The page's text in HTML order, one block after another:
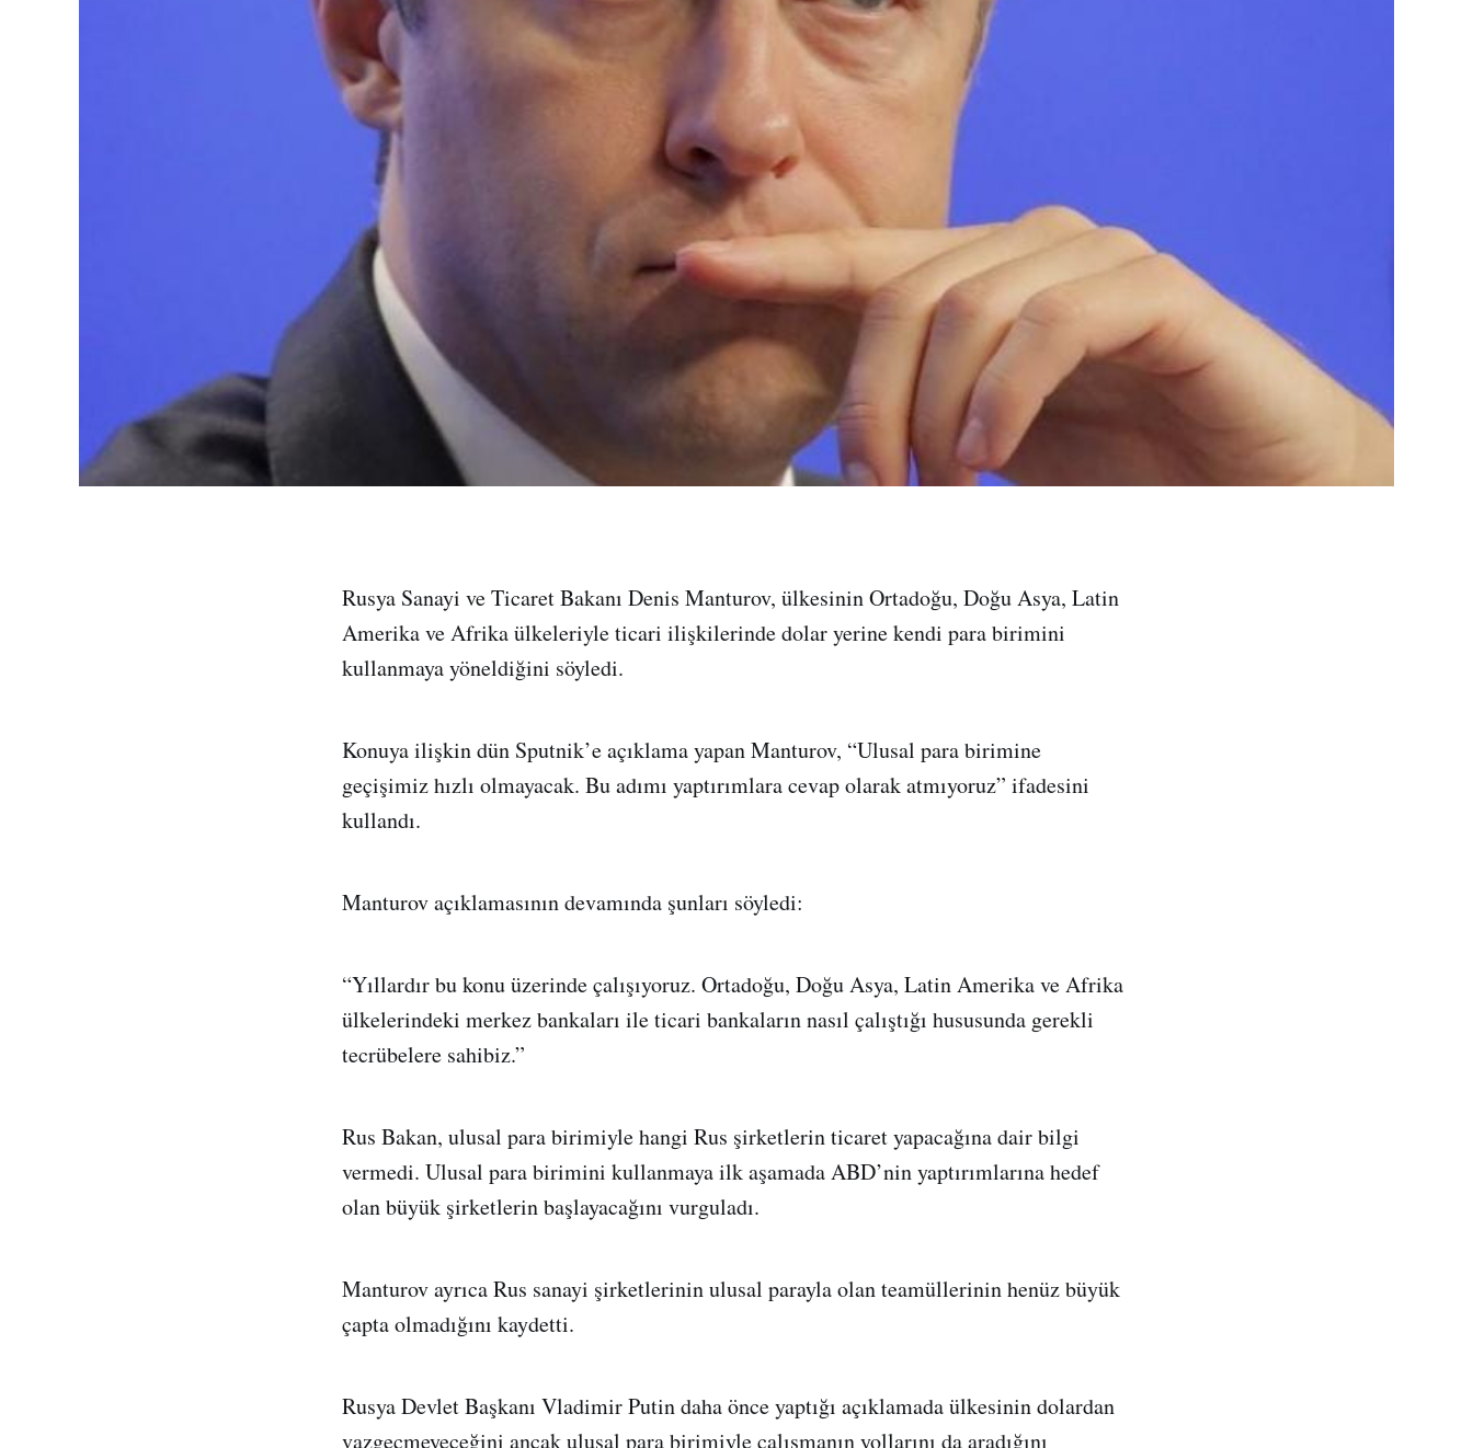
Rusya Sanayi ve Ticaret Bakanı Denis Manturov, ülkesinin Ortadoğu, Doğu Asya, Latin
Amerika ve Afrika ülkeleriyle ticari ilişkilerinde dolar yerine kendi para birimini
kullanmaya yöneldiğini söyledi.
Konuya ilişkin dün Sputnik’e açıklama yapan Manturov, “Ulusal para birimine
geçişimiz hızlı olmayacak. Bu adımı yaptırımlara cevap olarak atmıyoruz” ifadesini
kullandı.
Manturov açıklamasının devamında şunları söyledi:
“Yıllardır bu konu üzerinde çalışıyoruz. Ortadoğu, Doğu Asya, Latin Amerika ve Afrika
ülkelerindeki merkez bankaları ile ticari bankaların nasıl çalıştığı hususunda gerekli
tecrübelere sahibiz.”
Rus Bakan, ulusal para birimiyle hangi Rus şirketlerin ticaret yapacağına dair bilgi
vermedi. Ulusal para birimini kullanmaya ilk aşamada ABD’nin yaptırımlarına hedef
olan büyük şirketlerin başlayacağını vurguladı.
Manturov ayrıca Rus sanayi şirketlerinin ulusal parayla olan teamüllerinin henüz büyük
çapta olmadığını kaydetti.
Rusya Devlet Başkanı Vladimir Putin daha önce yaptığı açıklamada ülkesinin dolardan
vazgeçmeyeceğini ancak ulusal para birimiyle çalışmanın yollarını da aradığını